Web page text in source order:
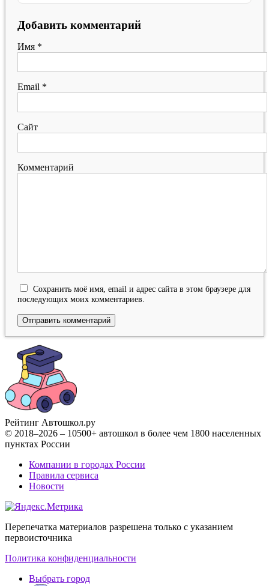
Добавить комментарий
Имя *
Email *
Сайт
Комментарий
Сохранить моё имя, email и адрес сайта в этом браузере для
последующих моих комментариев.
Рейтинг Автошкол.ру
© 2018–2026 – 10500+ автошкол в более чем 1800 населенных
пунктах России
Компании в городах России
Правила сервиса
Новости
Перепечатка материалов разрешена только с указанием
первоисточника
Политика конфиденциальности
Выбрать город